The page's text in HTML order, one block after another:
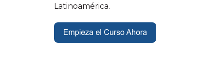
Latinoamérica.